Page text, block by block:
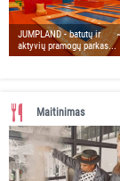
JUMPLAND - batutų ir
aktyvių pramogų parkas...
Maitinimas